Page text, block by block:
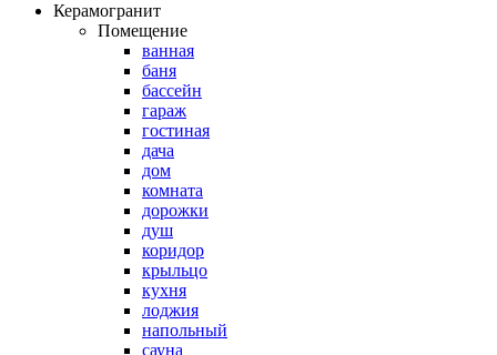
Керамогранит
Помещение
ванная
баня
бассейн
гараж
гостиная
дача
дом
комната
дорожки
душ
коридор
крыльцо
кухня
лоджия
напольный
сауна